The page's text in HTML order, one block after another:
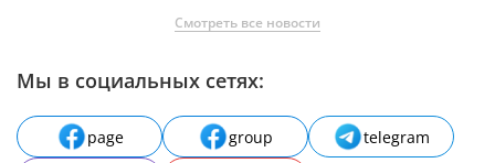
Смотреть все новости
Мы в социальных сетях:
page group
telegram